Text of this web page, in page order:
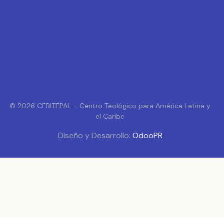
© 2026 CEBITEPAL – Centro Teológico para América Latina y
el Caribe
Diseño y Desarrollo: OdooPR